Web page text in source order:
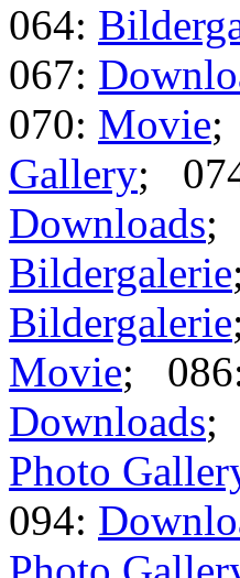
064:
067:
070: Movie;
Gallery;
Downloads;
Bildergalerie
Bildergalerie
Movie;
Downloads;
Photo
094: